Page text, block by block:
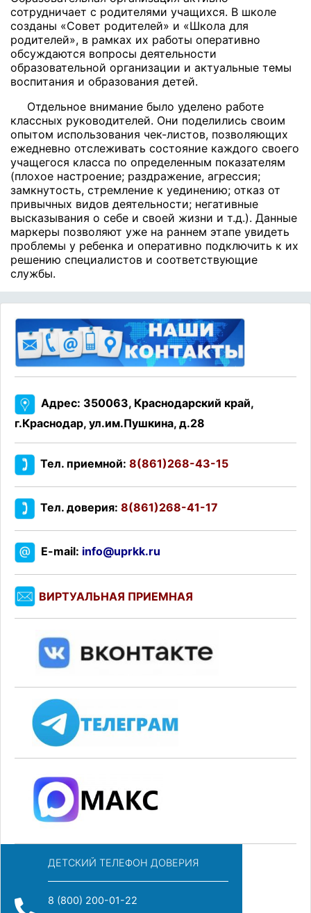
сотрудничает с родителями учащихся. В школе
созданы «Совет родителей» и «Школа для
родителей», в рамках их работы оперативно
обсуждаются вопросы деятельности
образовательной организации и актуальные темы
воспитания и образования детей.
Отдельное внимание было уделено работе
классных руководителей. Они поделились своим
опытом использования чек-листов, позволяющих
ежедневно отслеживать состояние каждого своего
учащегося класса по определенным показателям
(плохое настроение; раздражение, агрессия;
замкнутость, стремление к уединению; отказ от
привычных видов деятельности; негативные
высказывания о себе и своей жизни и т.д.). Данные
маркеры позволяют уже на раннем этапе увидеть
проблемы у ребенка и оперативно подключить к их
решению специалистов и соответствующие
службы.
Адрес: 350063, Краснодарский край,
г.Краснодар, ул.им.Пушкина, д.28
Тел. приемной: 8(861)268-43-15
Тел. доверия: 8(861)268-41-17
E-mail: info@uprkk.ru
ВИРТУАЛЬНАЯ ПРИЕМНАЯ
ДЕТСКИЙ ТЕЛЕФОН ДОВЕРИЯ
8 (800) 200-01-22